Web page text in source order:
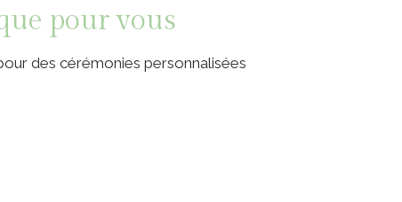
pour vous
des cérémonies personnalisées